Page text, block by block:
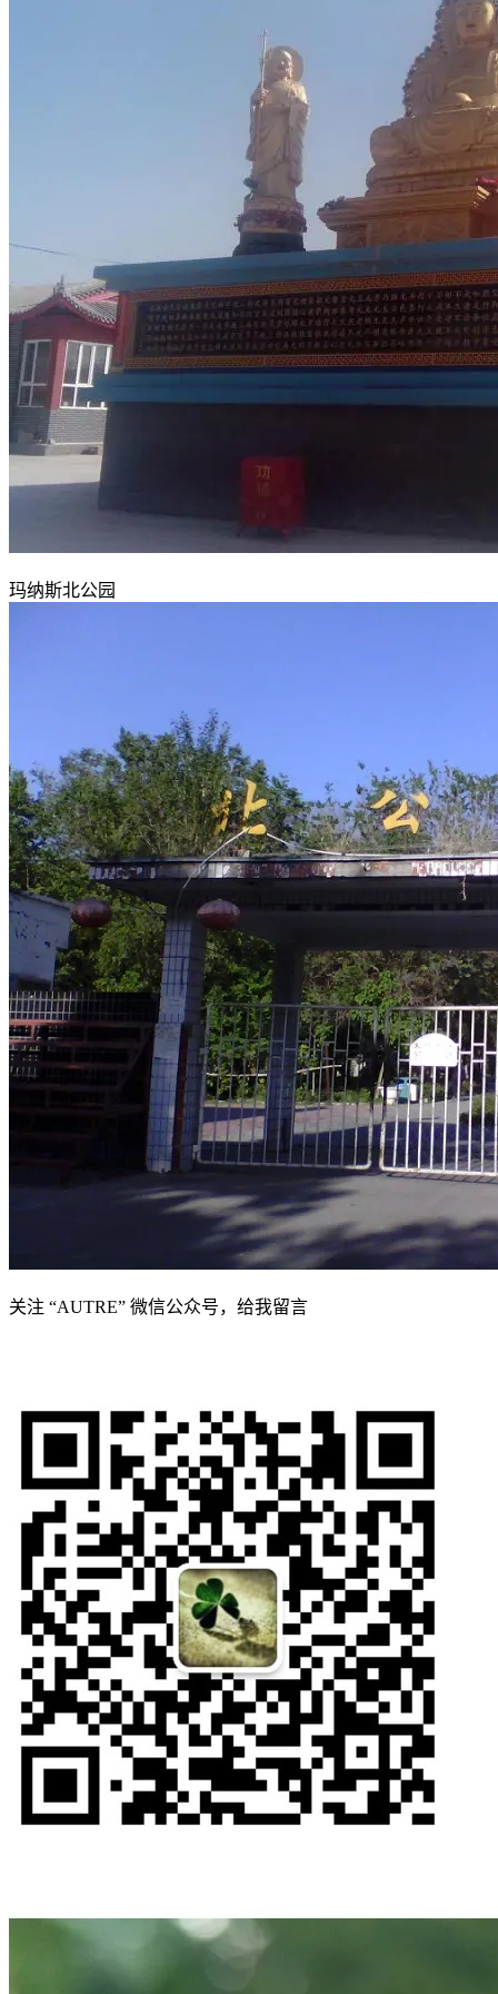
玛纳斯北公园
关注 “AUTRE” 微信公众号，给我留言